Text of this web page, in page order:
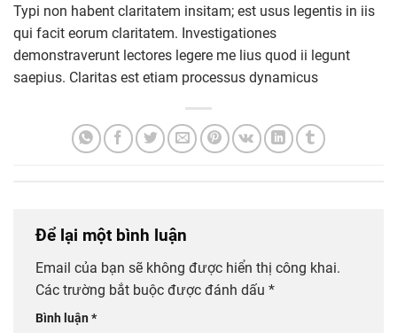
Typi non habent claritatem insitam; est usus legentis in iis
qui facit eorum claritatem. Investigationes
demonstraverunt lectores legere me lius quod ii legunt
saepius. Claritas est etiam processus dynamicus
Để lại một bình luận
Email của bạn sẽ không được hiển thị công khai.
Các trường bắt buộc được đánh dấu *
Bình luận*